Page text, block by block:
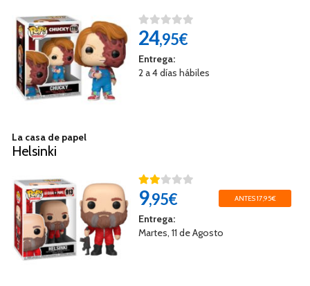
24,95€
Entrega:
2 a 4 días hábiles
La casa de papel
Helsinki
9,95€ ANTES 17,95€
Entrega:
Martes, 11 de Agosto